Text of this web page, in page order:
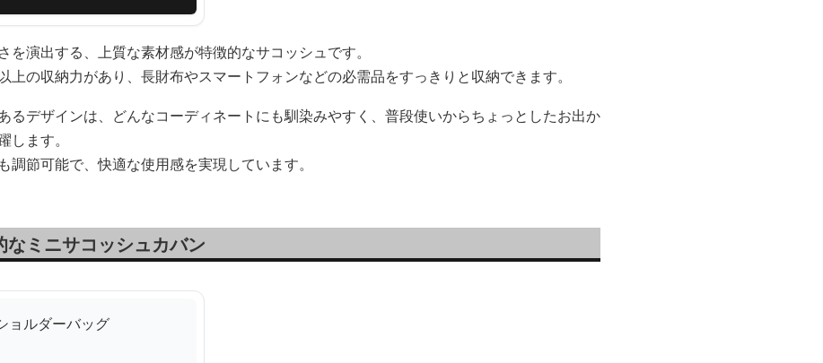
を演出する、上質な素材感が特徴的なサコッシュです。
上の収納力があり、長財布やスマートフォンなどの必需品をすっきりと収納できます。
るデザインは、どんなコーディネートにも馴染みやすく、普段使いからちょっとしたお出か
します。
調節可能で、快適な使用感を実現しています。
なミニサコッシュカバン